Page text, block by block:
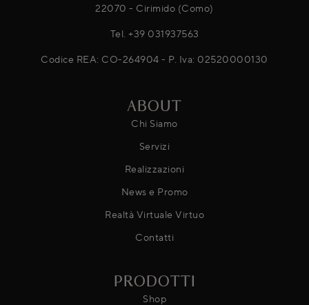
22070 - Cirimido (Como)
Tel. +39 031937563
Codice REA: CO-264904 - P. Iva: 02520000130
ABOUT
Chi Siamo
Servizi
Realizzazioni
News e Promo
Realtà Virtuale Virtuo
Contatti
PRODOTTI
Shop